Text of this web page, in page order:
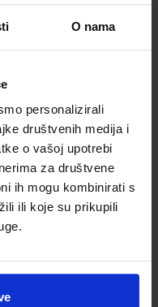
O nama
personalizirali
društvenih medija i
o vašoj upotrebi
za društvene
ih mogu kombinirati s
ili koje su prikupili
fiziku u trećem razredu